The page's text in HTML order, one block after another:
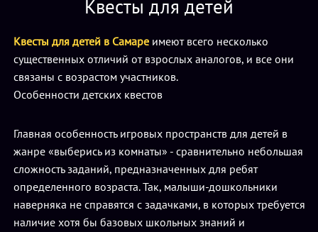
Квесты для детей
Квесты для детей в Самаре имеют всего несколько
существенных отличий от взрослых аналогов, и все они
связаны с возрастом участников.
Особенности детских квестов
Главная особенность игровых пространств для детей в
жанре «выберись из комнаты» - сравнительно небольшая
сложность заданий, предназначенных для ребят
определенного возраста. Так, малыши-дошкольники
наверняка не справятся с задачками, в которых требуется
наличие хотя бы базовых школьных знаний и